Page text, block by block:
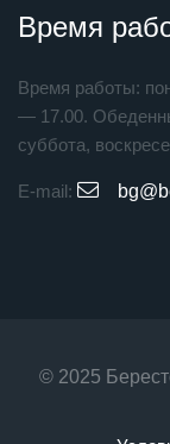
Время
Время работы:
— 17.00.
суббота,
E-mail:
© 2025